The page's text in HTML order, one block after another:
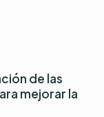
de las
mejorar la